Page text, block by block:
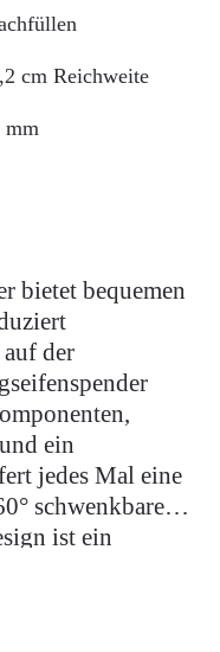
bietet bequemen
der
ein
jedes Mal eine
schwenkbare
ist ein
deutsche
die
cm Reichweite
mm